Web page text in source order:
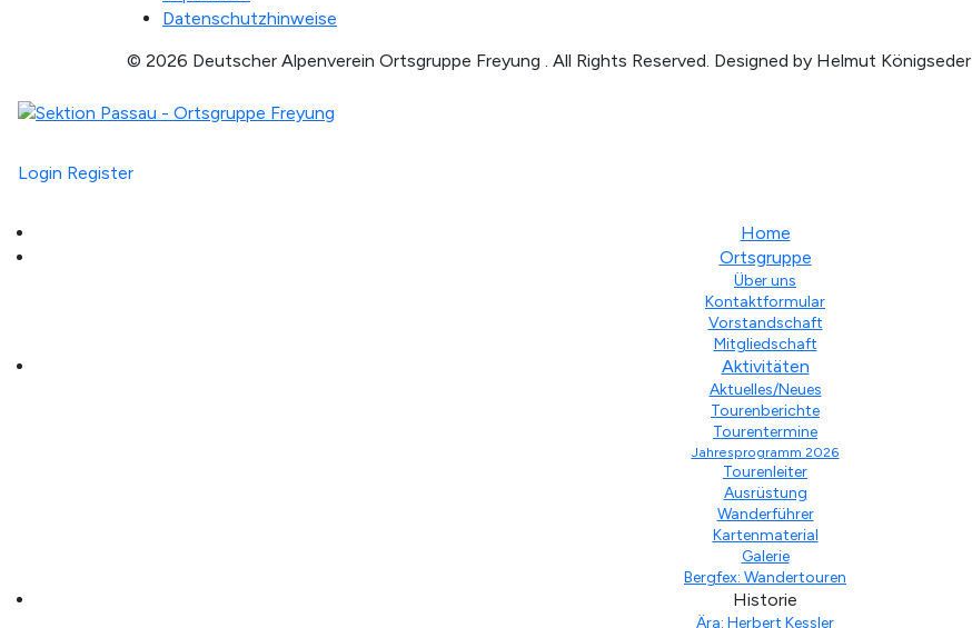
Datenschutzhinweise
© 2026 Deutscher Alpenverein Ortsgruppe Freyung . All Rights Reserved. Designed by Helmut Königseder
Login Register
Home
Ortsgruppe
Über uns
Kontaktformular
Vorstandschaft
Mitgliedschaft
Aktivitäten
Aktuelles/Neues
Tourenberichte
Tourentermine
Jahresprogramm 2026
Tourenleiter
Ausrüstung
Wanderführer
Kartenmaterial
Galerie
Bergfex: Wandertouren
Historie
Ära: Herbert Kessler